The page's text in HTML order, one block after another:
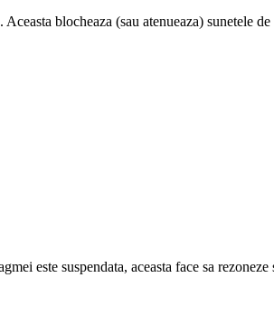
blocheaza (sau atenueaza) sunetele
este suspendata, aceasta face sa rezoneze